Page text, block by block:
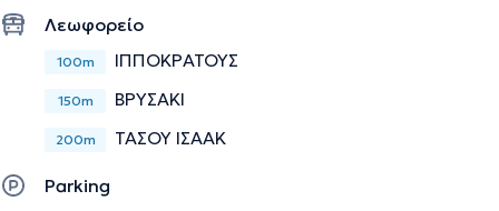
που είχε κατά νου ήταν να σας βοηθήσει να αισθανθείτε
γαλήνη και ηρεμία με στόχο να νιώσετε την ασφάλεια και
εμπιστοσύνη να μοιραστείτε άνετα εκείνα όσα
επιθυμείτε.
επαληθευμένες πληροφορίες.
Λεωφορείο
100m ΙΠΠΟΚΡΑΤΟΥΣ
150m ΒΡΥΣΑΚΙ
200m ΤΑΣΟΥ ΙΣΑΑΚ
Parking